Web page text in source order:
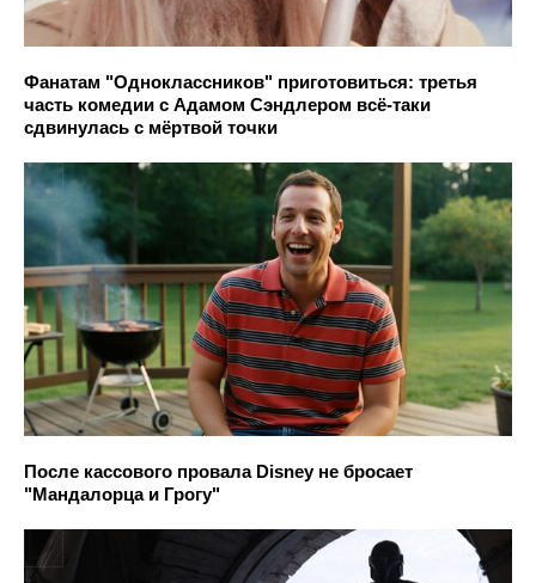
Фанатам "Одноклассников" приготовиться: третья
часть комедии с Адамом Сэндлером всё-таки
сдвинулась с мёртвой точки
После кассового провала Disney не бросает
"Мандалорца и Грогу"